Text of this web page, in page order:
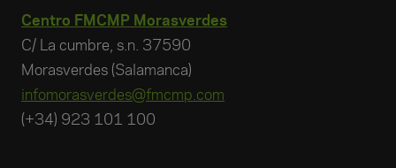
Centro FMCMP Morasverdes
C/ La cumbre, s.n. 37590
Morasverdes (Salamanca)
infomorasverdes@fmcmp.com
(+34) 923 101 100